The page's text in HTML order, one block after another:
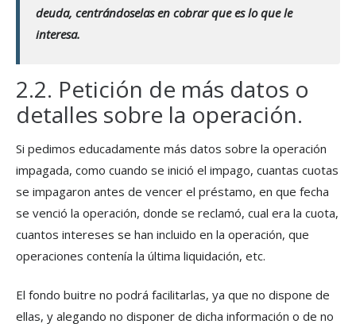
deuda, centrándoselas en cobrar que es lo que le
interesa.
2.2. Petición de más datos o
detalles sobre la operación.
Si pedimos educadamente más datos sobre la operación
impagada, como cuando se inició el impago, cuantas cuotas
se impagaron antes de vencer el préstamo, en que fecha
se venció la operación, donde se reclamó, cual era la cuota,
cuantos intereses se han incluido en la operación, que
operaciones contenía la última liquidación, etc.
El fondo buitre no podrá facilitarlas, ya que no dispone de
ellas, y alegando no disponer de dicha información o de no